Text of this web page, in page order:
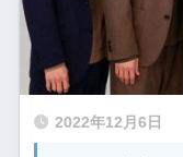
2022年12月6日